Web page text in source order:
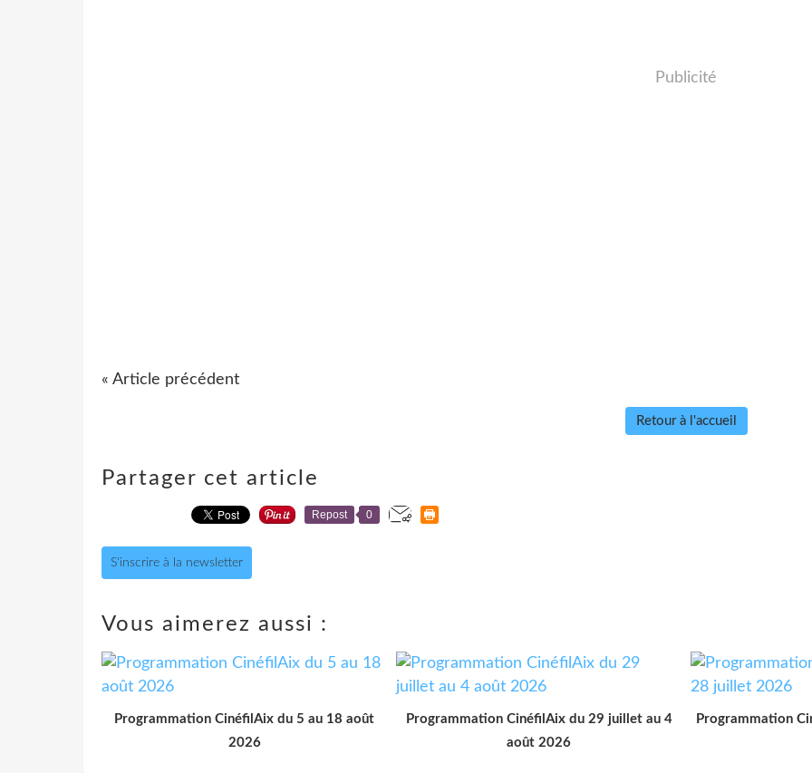
Publicité
« Article précédent
Retour à l'accueil
Partager cet article
Repost 0
S'inscrire à la newsletter
Vous aimerez aussi :
Programmation CinéfilAix du 5 au 18 août
2026
Programmation CinéfilAix du 29 juillet au 4
août 2026
Programmation